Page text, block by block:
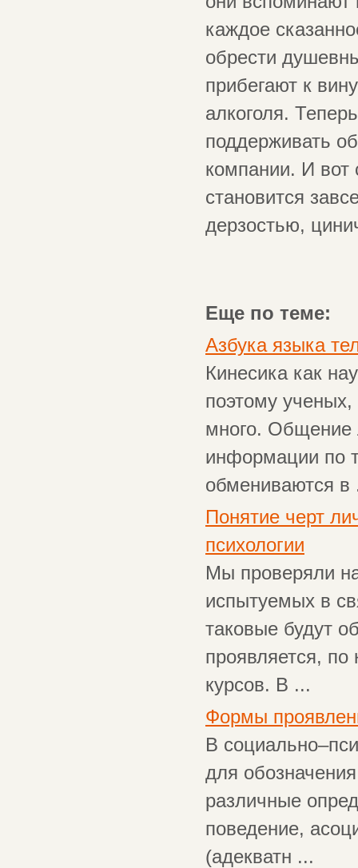
каждое
обрести
прибегают к
алкоголя.
поддерживать
компании. И
становится
дерзостью,
Еще по теме:
Азбука языка
Кинесика как
поэтому
много. Общение
информации по
обмениваются в
Понятие черт
психологии
Мы проверяли
испытуемых в
таковые будут
проявляется, по
курсов. В ...
Формы
В
для
различные
поведение,
(адекватн ...